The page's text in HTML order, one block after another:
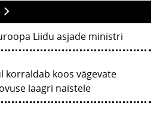
Liidu asjade ministri
korraldab koos vägevate
laagri naistele